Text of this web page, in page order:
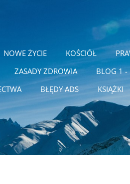
NOWE ŻYCIE KOŚCIÓŁ
ZASADY ZDROWIA BLOG 1 -
BŁĘDY ADS KSIĄŻKI